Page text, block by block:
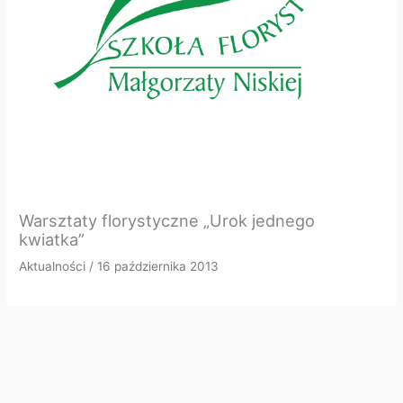
Warsztaty florystyczne „Urok jednego
kwiatka”
Aktualności / 16 października 2013